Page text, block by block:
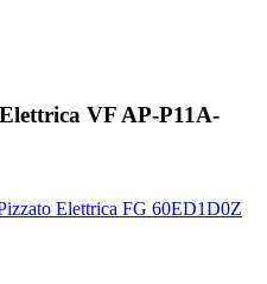
VF AP-P11A-